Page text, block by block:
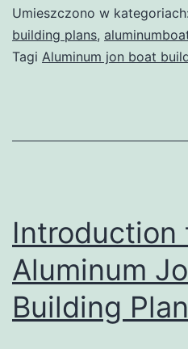
Umieszczono w kategoriach:
building plans,
Tagi Aluminum jon boat
Introduction
Aluminum
Building